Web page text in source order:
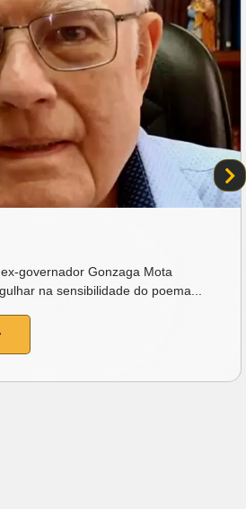
governador Gonzaga Mota
na sensibilidade do poema...